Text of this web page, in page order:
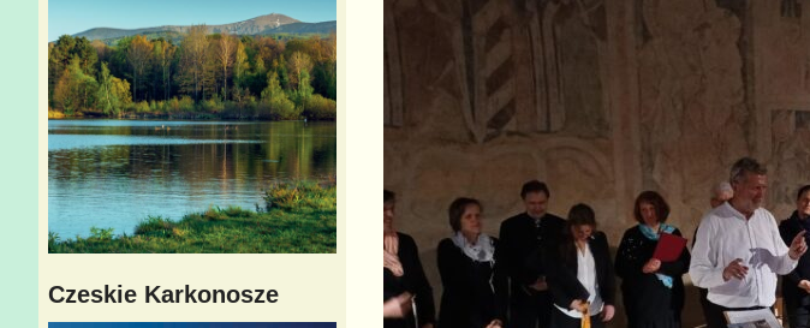
Czeskie Karkonosze